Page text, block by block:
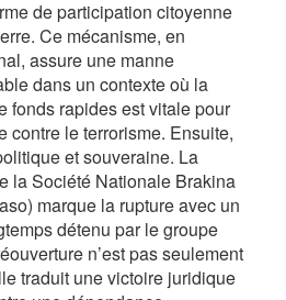
de participation citoyenne
Ce mécanisme, en
assure une manne
dans un contexte où la
fonds rapides est vitale pour
contre le terrorisme. Ensuite,
et souveraine. La
la Société Nationale Brakina
marque la rupture avec un
détenu par le groupe
n’est pas seulement
traduit une victoire juridique